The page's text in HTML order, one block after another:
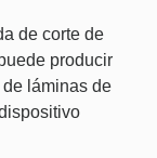
de corte de
producir
láminas de